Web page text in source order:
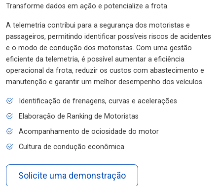
Transforme dados em ação e potencialize a frota.
A telemetria contribui para a segurança dos motoristas e
passageiros, permitindo identificar possíveis riscos de acidentes
e o modo de condução dos motoristas. Com uma gestão
eficiente da telemetria, é possível aumentar a eficiência
operacional da frota, reduzir os custos com abastecimento e
manutenção e garantir um melhor desempenho dos veículos.
Identificação de frenagens, curvas e acelerações
Elaboração de Ranking de Motoristas
Acompanhamento de ociosidade do motor
Cultura de condução econômica
Solicite uma demonstração